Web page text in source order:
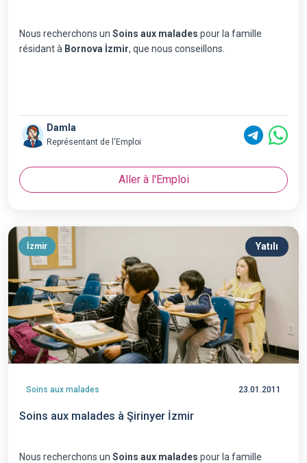
Nous recherchons un Soins aux malades pour la famille
résidant à Bornova İzmir, que nous conseillons.
Damla
Représentant de l'Emploi
Aller à l'Emploi
İzmir Yatılı
Soins aux malades 23.01.2011
Soins aux malades à Şirinyer İzmir
Nous recherchons un Soins aux malades pour la famille